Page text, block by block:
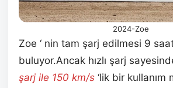
2024-Zoe
Zoe ‘ nin tam şarj edilmesi 9
buluyor.Ancak hızlı şarj
şarj ile 150 km/s ‘lik bir kullanım